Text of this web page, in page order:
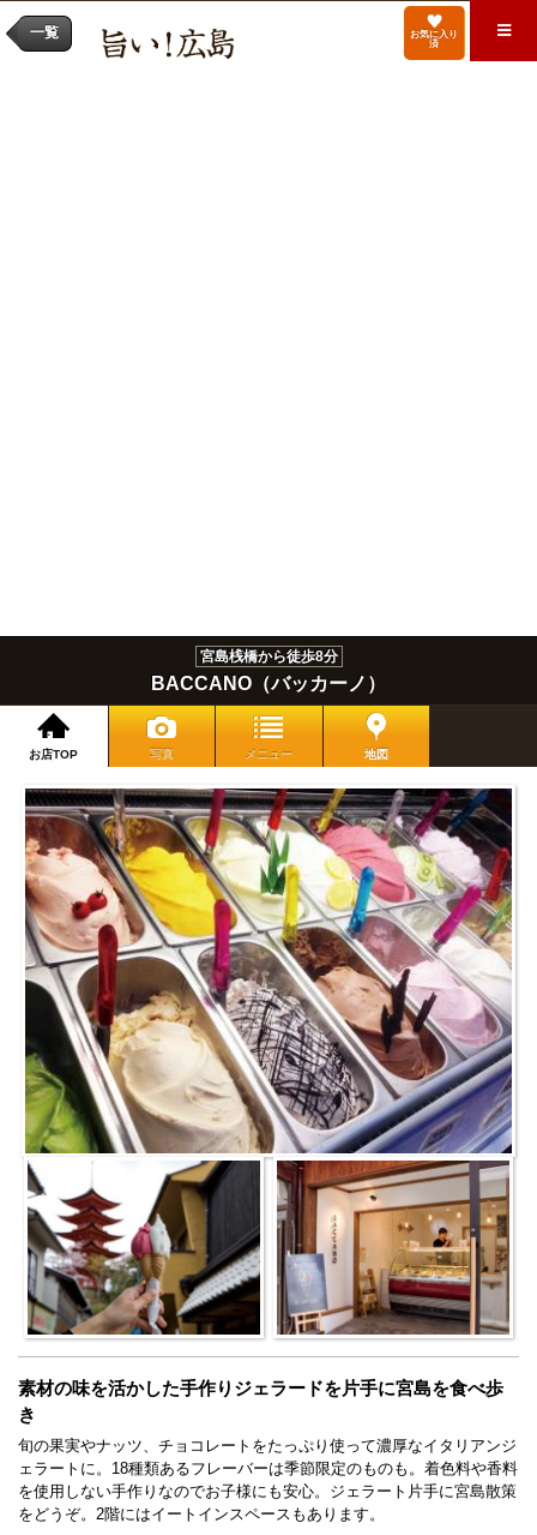
一覧
お気に入り
済
宮島桟橋から徒歩8分
BACCANO（バッカーノ）
お店TOP 写真 メニュー 地図
素材の味を活かした手作りジェラードを片手に宮島を食べ歩
き
旬の果実やナッツ、チョコレートをたっぷり使って濃厚なイタリアンジ
ェラートに。18種類あるフレーバーは季節限定のものも。着色料や香料
を使用しない手作りなのでお子様にも安心。ジェラート片手に宮島散策
をどうぞ。2階にはイートインスペースもあります。